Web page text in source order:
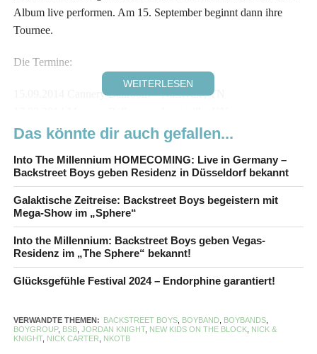
Album live performen. Am 15. September beginnt dann ihre
Tournee.
Die Termine:
15.09.2014 Cannery Ballroom – Nashville, TN
19.09.2014 Bogart’s – Cincinnati, OH
21.09.2014 The Pageant – St. Louis, MO
23.09.2014 Folly Theater – Kansas City, MO
24.09.2014 Mill City Nights – Minneapolis, MN
26.09.2014 House of Blues – Chicago, IL
28.09.2014 Royal Oak Music Theatre – Detroit, MI
30.09.2014 Agora Theater – Cleveland, OH
01.10.2014 Byham Theatre – Pittsburgh, PA
03.10.2014 Metropolis – Montreal, QC
05.10.2014 Sound Academy – Toronto, ON
08.10.2014 Emerson Colonial – Boston, MA
WEITERLESEN
Das könnte dir auch gefallen...
Into The Millennium HOMECOMING: Live in Germany –
Backstreet Boys geben Residenz in Düsseldorf bekannt
Galaktische Zeitreise: Backstreet Boys begeistern mit
Mega-Show im „Sphere“
Into the Millennium: Backstreet Boys geben Vegas-
Residenz im „The Sphere“ bekannt!
Glücksgefühle Festival 2024 – Endorphine garantiert!
VERWANDTE THEMEN: BACKSTREET BOYS, BOYBAND, BOYBANDS,
BOYGROUP, BSB, JORDAN KNIGHT, NEW KIDS ON THE BLOCK, NICK &
KNIGHT, NICK CARTER, NKOTB